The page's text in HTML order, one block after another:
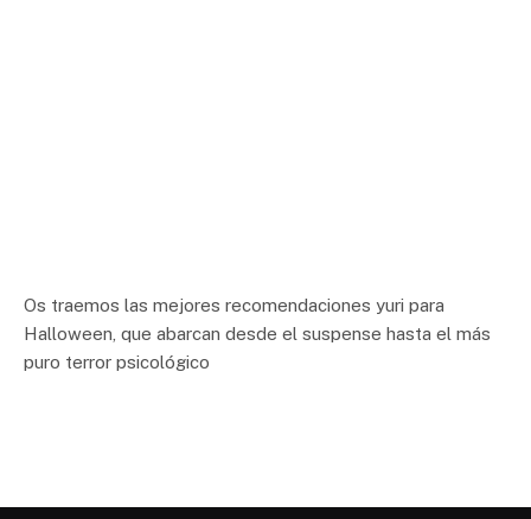
Os traemos las mejores recomendaciones yuri para
Halloween, que abarcan desde el suspense hasta el más
puro terror psicológico